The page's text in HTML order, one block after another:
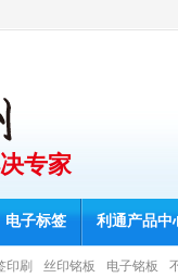
专家
电子标签 利通产品中
印刷 丝印铭板 电子铭板